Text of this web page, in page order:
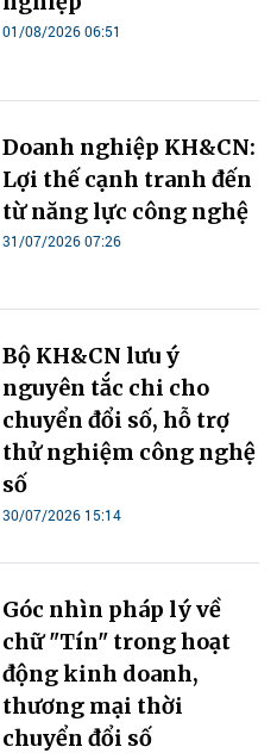
01/08/2026 06:51
Doanh nghiệp KH&CN:
Lợi thế cạnh tranh đến
từ năng lực công nghệ
31/07/2026 07:26
Bộ KH&CN lưu ý
nguyên tắc chi cho
chuyển đổi số, hỗ trợ
thử nghiệm công nghệ
số
30/07/2026 15:14
Góc nhìn pháp lý về
chữ "Tín" trong hoạt
động kinh doanh,
thương mại thời
chuyển đổi số